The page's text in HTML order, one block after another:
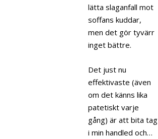
lätta slaganfall mot
soffans kuddar,
men det gör tyvärr
inget bättre.
Det just nu
effektivaste (även
om det känns lika
patetiskt varje
gång) är att bita tag
i min handled och…